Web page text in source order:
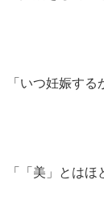
「いつ妊娠す
「「美」とはほ